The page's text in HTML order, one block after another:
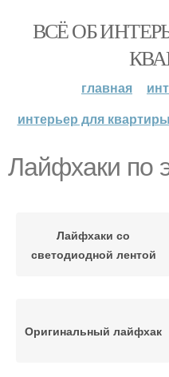
ВСЁ ОБ
главная
интерьер для квартиры
Лайфхаки по
Лайфхаки со
светодиодной лентой
Оригинальный лайфхак